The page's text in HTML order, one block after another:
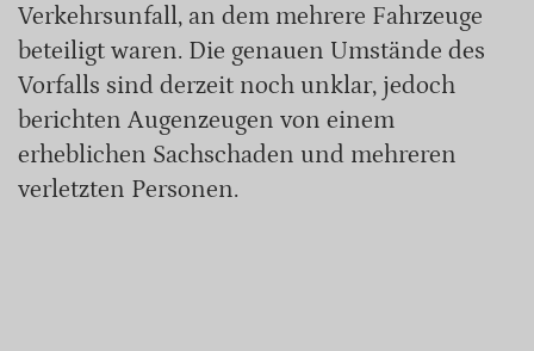
Verkehrsunfall, an dem mehrere Fahrzeuge
beteiligt waren. Die genauen Umstände des
Vorfalls sind derzeit noch unklar, jedoch
berichten Augenzeugen von einem
erheblichen Sachschaden und mehreren
verletzten Personen.